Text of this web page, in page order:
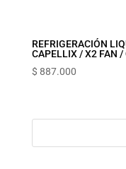
REFRIGERACIÓN
CAPELLIX / X2 FAN
$ 887.000